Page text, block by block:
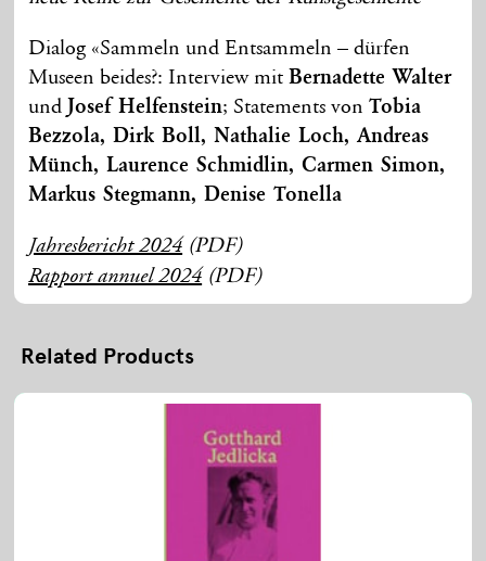
Dialog «Sammeln und Entsammeln – dürfen
Museen beides?: Interview mitBernadette Walter
und Josef Helfenstein; Statements vonTobia
Bezzola, Dirk Boll, Nathalie Loch, Andreas
Münch, Laurence Schmidlin, Carmen Simon,
Markus Stegmann, Denise Tonella
Jahresbericht 2024 (PDF)
Rapport annuel 2024 (PDF)
Related Products